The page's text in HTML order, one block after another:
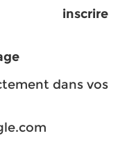
inscrire
dans vos